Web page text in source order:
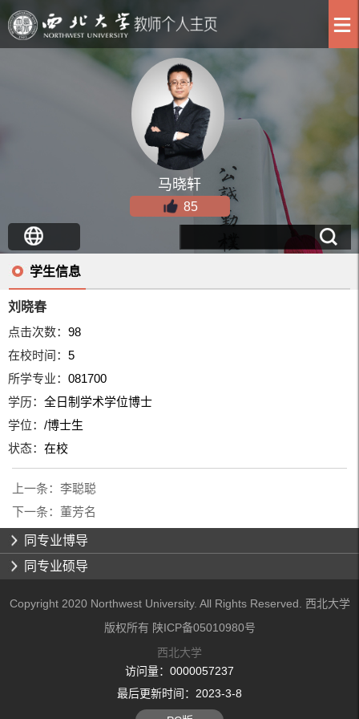
马晓轩
85
学生信息
刘晓春
点击次数：98
在校时间：5
所学专业：081700
学历：全日制学术学位博士
学位：/博士生
状态：在校
上一条： 李聪聪
下一条： 董芳名
同专业博导
同专业硕导
Copyright 2020 Northwest University. All Rights Reserved. 西北大学
版权所有 陕ICP备05010980号
西北大学
访问量： 0000057237
最后更新时间： 2023-3-8